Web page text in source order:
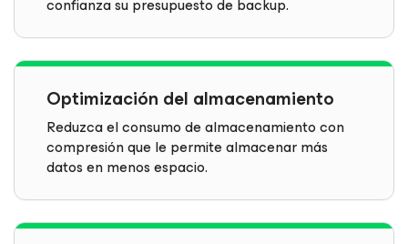
Optimización del almacenamiento
Reduzca el consumo de almacenamiento con
compresión que le permite almacenar más
datos en menos espacio.